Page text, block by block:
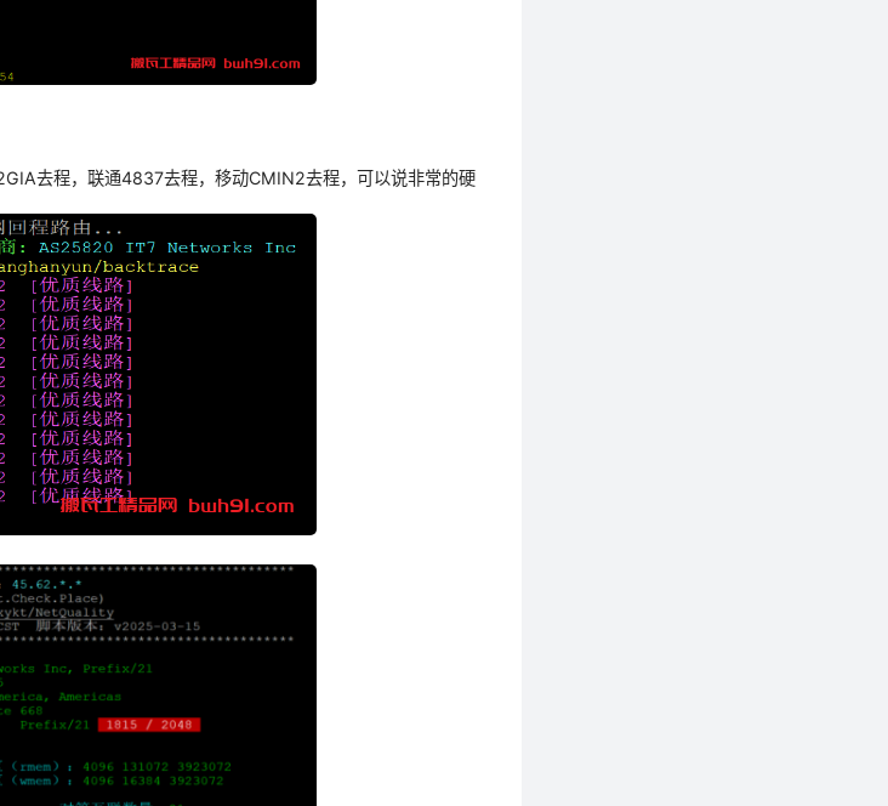
去程，联通4837去程，移动CMIN2去程，可以说非常的硬